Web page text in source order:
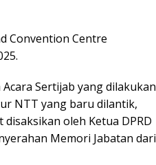
Convention Centre
Sertijab yang dilakukan
NTT yang baru dilantik,
oleh Ketua DPRD
Memori Jabatan dari